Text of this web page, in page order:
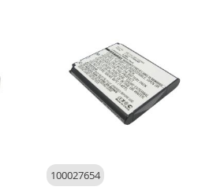
100027654